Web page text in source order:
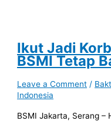
Ikut Jadi
BSMI Tetap
Leave a Comment /
Indonesia
BSMI Jakarta, Serang –